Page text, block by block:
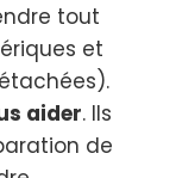
tout
et
aider. Ils
de